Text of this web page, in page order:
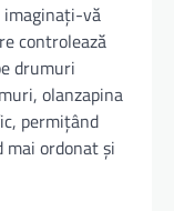
imaginați-vă
controlează
drumuri
olanzapina
permițând
ordonat și